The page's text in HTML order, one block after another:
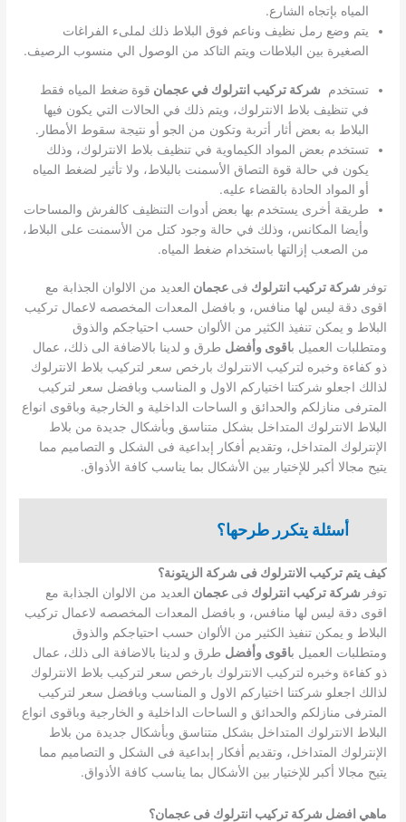
المياه بإتجاه الشارع.
يتم وضع رمل نظيف وناعم فوق البلاط ذلك لملىء الفراغات
الصغيرة بين البلاطات ويتم التاكد من الوصول الي منسوب الرصيف.
تستخدم شركة تركيب انترلوك في عجمان قوة ضغط المياه فقط
في تنظيف بلاط الانترلوك، ويتم ذلك في الحالات التي يكون فيها
البلاط به بعض أثار أتربة وتكون من الجو أو نتيجة سقوط الأمطار.
تستخدم بعض المواد الكيماوية في تنظيف بلاط الانترلوك، وذلك
يكون في حالة قوة التصاق الأسمنت بالبلاط، ولا تأثير لضغط المياه
أو المواد الحادة بالقضاء عليه.
طريقة أخرى يستخدم بها بعض أدوات التنظيف كالفرش والمساحات
وأيضا المكانس، وذلك في حالة وجود كتل من الأسمنت على البلاط،
من الصعب إزالتها باستخدام ضغط المياه.
توفر شركة تركيب انترلوك فى عجمان العديد من الالوان الجذابة مع
اقوى دقة ليس لها منافس، و بافضل المعدات المخصصه لاعمال تركيب
البلاط و يمكن تنفيذ الكثير من الألوان حسب احتياجكم والذوق
ومتطلبات العميل باقوى وأفضل طرق و لدينا بالاضافة الى ذلك، عمال
ذو كفاءة وخبره لتركيب الانترلوك بارخص سعر لتركيب بلاط الانترلوك
لذالك اجعلو شركتنا اختياركم الاول و المناسب وبافضل سعر لتركيب
المترفى منازلكم والحدائق و الساحات الداخلية و الخارجية وباقوى انواع
البلاط الانترلوك المتداخل بشكل متناسق وبأشكال جديدة من بلاط
الإنترلوك المتداخل، وتقديم أفكار إبداعية فى الشكل و التصاميم مما
يتيح مجالا أكبر للإختيار بين الأشكال بما يناسب كافة الأذواق.
أسئلة يتكرر طرحها؟
كيف يتم تركيب الانترلوك فى شركة الزيتونة؟
توفر شركة تركيب انترلوك فى عجمان العديد من الالوان الجذابة مع
اقوى دقة ليس لها منافس، و بافضل المعدات المخصصه لاعمال تركيب
البلاط و يمكن تنفيذ الكثير من الألوان حسب احتياجكم والذوق
ومتطلبات العميل باقوى وأفضل طرق و لدينا بالاضافة الى ذلك، عمال
ذو كفاءة وخبره لتركيب الانترلوك بارخص سعر لتركيب بلاط الانترلوك
لذالك اجعلو شركتنا اختياركم الاول و المناسب وبافضل سعر لتركيب
المترفى منازلكم والحدائق و الساحات الداخلية و الخارجية وباقوى انواع
البلاط الانترلوك المتداخل بشكل متناسق وبأشكال جديدة من بلاط
الإنترلوك المتداخل، وتقديم أفكار إبداعية فى الشكل و التصاميم مما
يتيح مجالا أكبر للإختيار بين الأشكال بما يناسب كافة الأذواق.
ماهي افضل شركة تركيب انترلوك فى عجمان؟